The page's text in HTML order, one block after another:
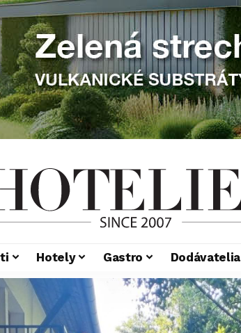
Hotely Gastro Dodávatelia